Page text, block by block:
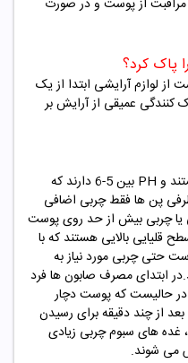
پاک کرد؟
لوازم آرایشی ابتدا از یک
کنندگی عمیقی از آرایش بر
و PH
بین 5-6 دارند که
پن ها فقط چربی اضافی
یا چربی بیش از حد روی پوست
قلیایی بالایی هستند که با
حتی چربی مورد نیاز به
ابتدای مصرف صابون ها فرد
حالیست که پوست دچار
از چند دقیقه برای رسیدن
، غده های سبوم چربی زیادی
می شوند.